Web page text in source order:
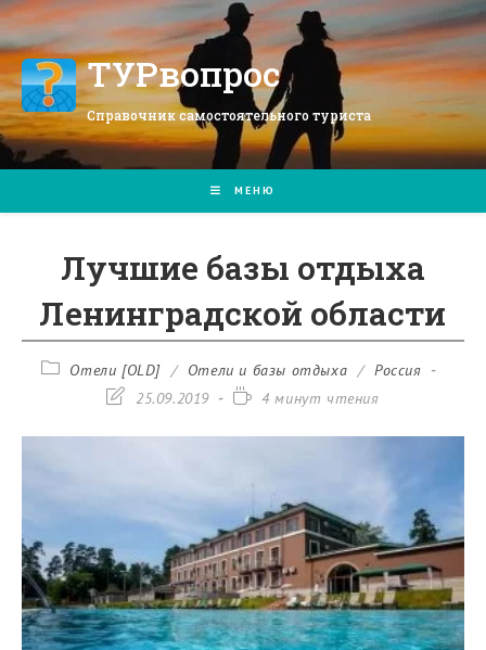
Перейти
к
содержимомуТУРвопрос
Справочник самостоятельного туриста
МЕНЮ
Лучшие базы отдыха
Ленинградской области
РубрикаОтели [OLD] / Отели и базы отдыха / Россия
Запись25.09.2019
Время4 минут чтения